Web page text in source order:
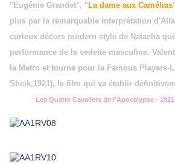
"Eugénie Grandet", " La dame aux Camélias
plus par la remarquable interprétation
curieux décors modern style de Natacha
performance de la vedette masculine.
la Metro et tourne pour la Famous Players-
Sheik,1921), le film qui va établir
Les Quatre Cavaliers de l'Apocalypse - 1921